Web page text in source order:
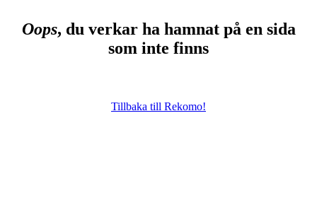
Oops, du verkar ha hamnat på en sida
som inte finns
Tillbaka till Rekomo!